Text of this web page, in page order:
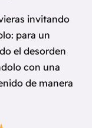
invitando
para un
el desorden
con una
de manera